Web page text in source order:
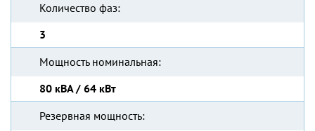
Количество фаз:
3
Мощность номинальная:
80 кВА / 64 кВт
Резервная мощность: